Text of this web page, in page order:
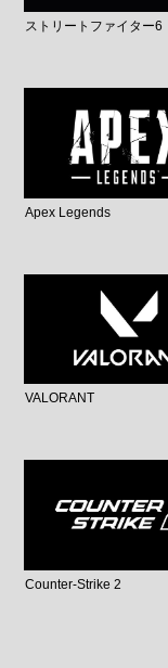
ストリートファイター6
Apex Legends
VALORANT
Counter-Strike 2